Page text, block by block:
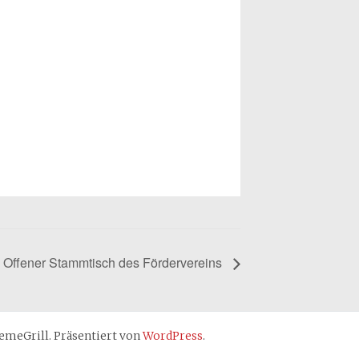
Offener Stammtisch des Fördervereins
Präsentiert vonWordPress.